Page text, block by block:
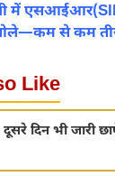
में
से कम
Like
दिन भी जारी